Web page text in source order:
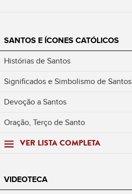
SANTOS E ÍCONES CATÓLICOS
Histórias de Santos
Significados e Simbolismo de Santos
Devoção a Santos
Oração, Terço de Santo
VER LISTA COMPLETA
VIDEOTECA